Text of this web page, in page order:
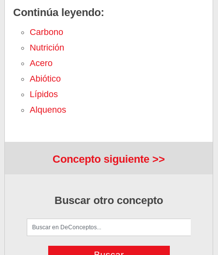
Continúa leyendo:
Carbono
Nutrición
Acero
Abiótico
Lípidos
Alquenos
Concepto siguiente >>
Buscar otro concepto